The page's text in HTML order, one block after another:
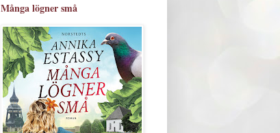
Många lögner små